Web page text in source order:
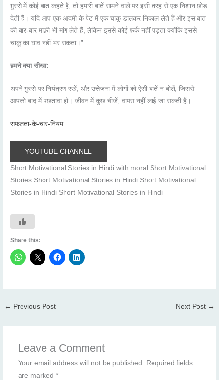
ग़ुस्से में कोई बात कहते हैं, तो हमारी बातें सामने वाले पर इसी तरह से एक निशान छोड़
देती हैं। यदि आप एक आदमी के पेट में एक चाकू डालकर निकाल लेते हैं और इस बात
की बार-बार माफ़ी भी मांग लेते हैं, लेकिन इससे कोई फ़र्क नहीं पड़ता क्योंकि इससे
चाकू का घाव नहीं भर सकता।”
हमने क्या सीखा:
अपने ग़ुस्से पर नियंत्रण रखें, और उत्तेजना में लोगों को ऐसी बातें न बोलें, जिससे
आपको बाद में पछतावा हो। जीवन में कुछ चीजें, वापस नहीं लाई जा सकती हैं।
सफलता-के-चार-नियम
YOUTUBE CHANNEL
Short Motivational Stories in Hindi with moral Short Motivational
Stories Short Motivational Stories in Hindi Short Motivational
Stories in Hindi Short Motivational Stories in Hindi
Share this:
← Previous Post Next Post →
Leave a Comment
Your email address will not be published. Required fields
are marked *